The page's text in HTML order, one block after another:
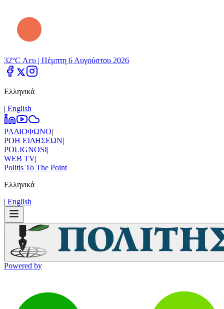
32°C Λευ | Πέμπτη 6 Αυγούστου 2026
Ελληνικά
| Εnglish
ΡΑΔΙΟΦΩΝΟ|
ΡΟΗ ΕΙΔΗΣΕΩΝ|
POLIGNOSI|
WEB TV|
Politis To The Point
Ελληνικά
| Εnglish
Powered by